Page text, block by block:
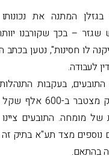
בגזלן המתנה את
שגזר – בכך שקורבנו
לו חסינות", נטען
לעבודה.
בעקבות
להם נזק מצטבר ב-
של מומחה. התובעים
נוספים מצד תע"א בתיק זה
בהתאם.